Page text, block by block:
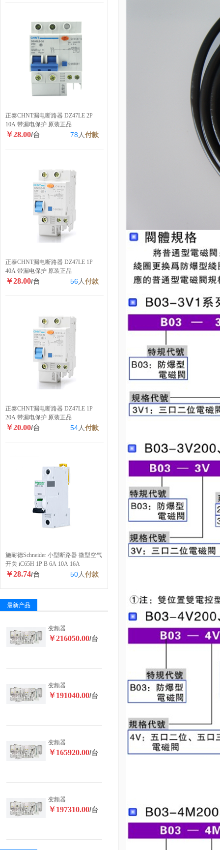
正泰CHNT漏电断路器 DZ47LE 2P
10A 带漏电保护 原装正品
￥28.00/台 78 人付款
正泰CHNT漏电断路器 DZ47LE 1P
40A 带漏电保护 原装正品
￥28.00/台 56人付款
正泰CHNT漏电断路器 DZ47LE 1P
20A 带漏电保护 原装正品
￥20.00/台 54人付款
施耐德Schneider 小型断路器 微型空气
开关 iC65H 1P B 6A 10A 16A
￥28.74/台 50人付款
最新产品
变频器
￥216050.00/台
变频器
￥191040.00/台
变频器
￥165920.00/台
变频器
￥197310.00/台